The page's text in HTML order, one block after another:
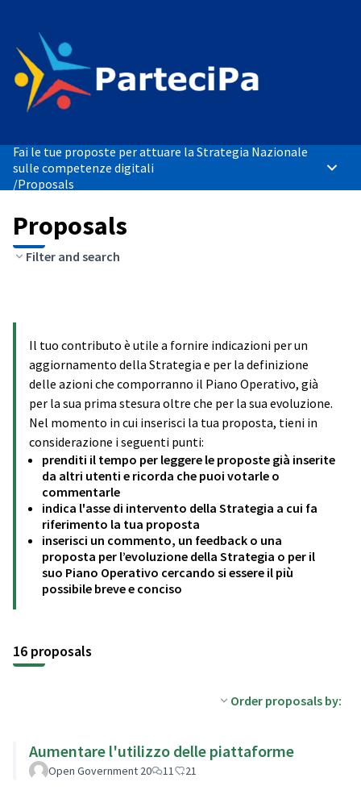
Fai le tue proposte per attuare la Strategia Nazionale
sulle competenze digitali
/Proposals
Main
Proposals
Filter and search
Il tuo contributo è utile a fornire indicazioni per un
aggiornamento della Strategia e per la definizione
delle azioni che comporranno il Piano Operativo, già
per la sua prima stesura oltre che per la sua evoluzione.
Nel momento in cui inserisci la tua proposta, tieni in
considerazione i seguenti punti:
prenditi il tempo per leggere le proposte già inserite
da altri utenti e ricorda che puoi votarle o
commentarle
indica l'asse di intervento della Strategia a cui fa
riferimento la tua proposta
inserisci un commento, un feedback o una
proposta per l’evoluzione della Strategia o per il
suo Piano Operativo cercando si essere il più
possibile breve e conciso
16 proposals
Order proposals by:
Aumentare l'utilizzo delle piattaforme
Open Government 20 11 21